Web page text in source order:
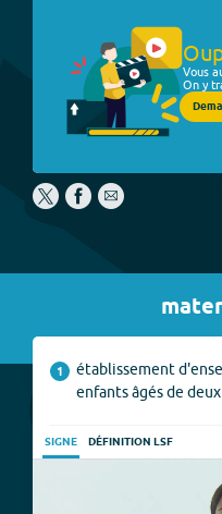
Vous
On y
1
établissement
enfants âgés de deux
SIGNE DÉFINITION LSF